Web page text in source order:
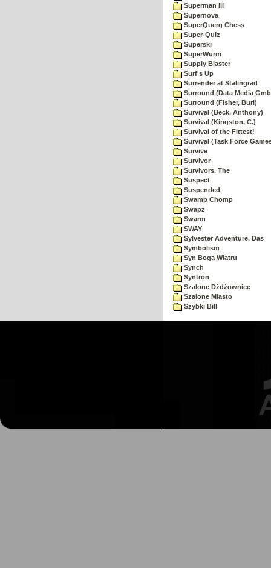
Superman III
Supernova
SuperQuerg Chess
Super-Quiz
Superski
SuperWurm
Supply Blaster
Surf's Up
Surrender at Stalingrad
Surround (Data Media
Surround (Fisher, Burl)
Survival (Beck, Anthony)
Survival (Kingston, C.)
Survival of the Fittest!
Survival (Task Force
Survive
Survivor
Survivors, The
Suspect
Suspended
Swamp Chomp
Swapz
Swarm
SWAY
Sylvester Adventure, Das
Symbolism
Syn Boga Wiatru
Synch
Syntron
Szalone Dżdżownice
Szalone Miasto
Szybki Bill